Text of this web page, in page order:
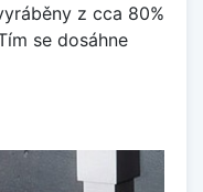
z cca 80%
se dosáhne